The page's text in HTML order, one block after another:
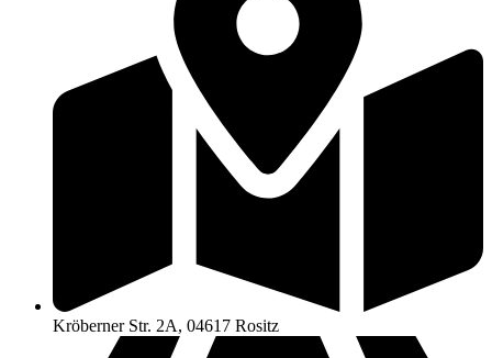
Kröberner Str. 2A, 04617 Rositz